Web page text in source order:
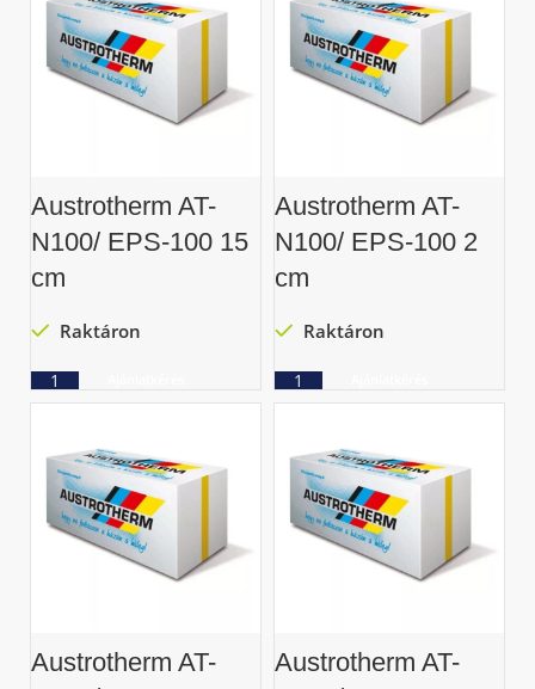
Austrotherm AT-
N100/ EPS-100 15
cm
Raktáron
Austrotherm AT-
N100/ EPS-100 2
cm
Raktáron
Austrotherm AT-
Austrotherm AT-